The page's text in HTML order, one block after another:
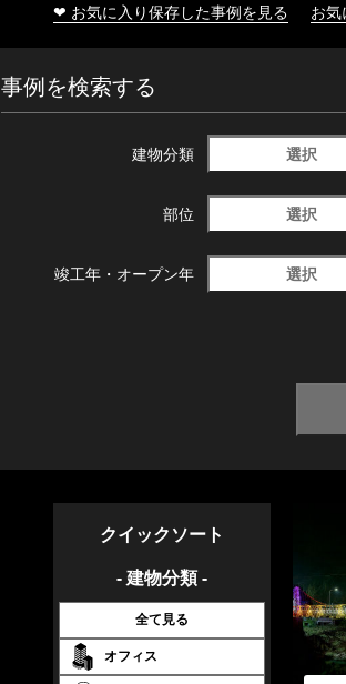
❤ お気に入り保存した事例を見る お
事例を検索する
建物分類 選択
部位 選択
竣工年・ オープン年 選択
クイックソート
- 建物分類 -
全て見る
オフィス